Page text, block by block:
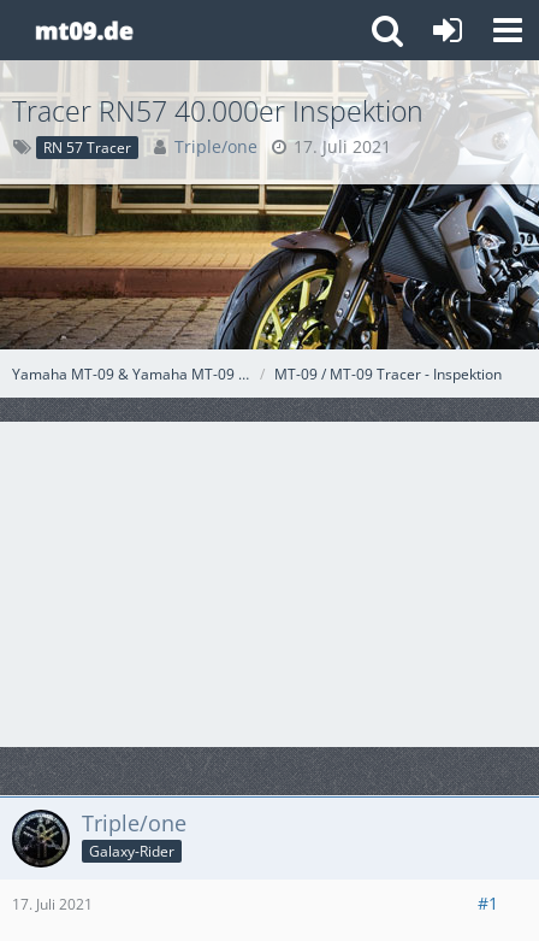
Yamaha MT-09 & Yamaha MT-09 Tracer MT-09 / MT-09 Tracer - Inspektion
Tracer RN57 40.000er Inspektion
RN 57 Tracer Triple/one 17. Juli 2021
Triple/one
Galaxy-Rider
17. Juli 2021 #1